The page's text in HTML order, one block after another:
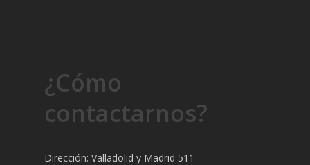
¿Cómo
contactarnos?
Dirección: Valladolid y Madrid 511